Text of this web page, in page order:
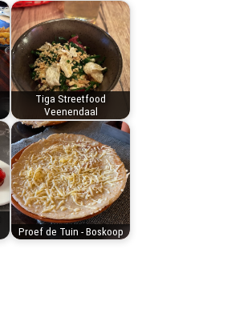
Tiga Streetfood
Veenendaal
Proef de Tuin - Boskoop